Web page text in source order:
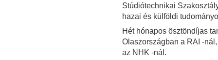
Stúdiótechnikai
hazai és külföldi
Hét hónapos ösztöndíjas
Olaszországban a RAI -
az NHK -nál.